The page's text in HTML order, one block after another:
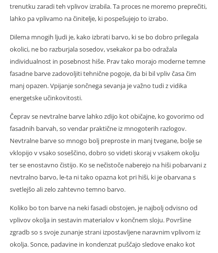
trenutku zaradi teh vplivov izrabila. Ta proces ne moremo preprečiti,
lahko pa vplivamo na činitelje, ki pospešujejo to izrabo.
Dilema mnogih ljudi je, kako izbrati barvo, ki se bo dobro prilegala
okolici, ne bo razburjala sosedov, vsekakor pa bo odražala
individualnost in posebnost hiše. Prav tako morajo moderne temne
fasadne barve zadovoljiti tehnične pogoje, da bi bil vpliv časa čim
manj opazen. Vpijanje sončnega sevanja je važno tudi z vidika
energetske učinkovitosti.
Čeprav se nevtralne barve lahko zdijo kot običajne, ko govorimo od
fasadnih barvah, so vendar praktične iz mnogoterih razlogov.
Nevtralne barve so mnogo bolj preproste in manj tvegane, bolje se
vklopijo v vsako soseščino, dobro so videti skoraj v vsakem okolju
ter se enostavno čistijo. Ko se nečistoče naberejo na hiši pobarvani z
nevtralno barvo, le-ta ni tako opazna kot pri hiši, ki je obarvana s
svetlejšo ali zelo zahtevno temno barvo.
Koliko bo ton barve na neki fasadi obstojen, je najbolj odvisno od
vplivov okolja in sestavin materialov v končnem sloju. Površine
zgradb so s svoje zunanje strani izpostavljene naravnim vplivom iz
okolja. Sonce, padavine in kondenzat puščajo sledove enako kot